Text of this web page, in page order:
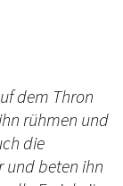
dem Thron
rühmen und
die
und beten ihn